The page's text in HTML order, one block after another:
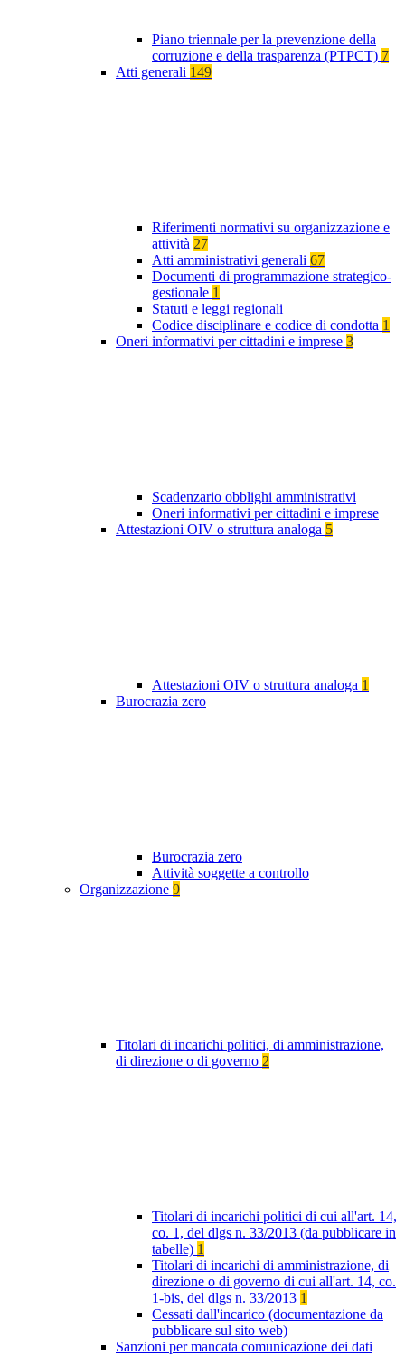
Piano triennale per la prevenzione della
corruzione e della trasparenza (PTPCT) 7
Atti generali 149
Riferimenti normativi su organizzazione e
attività 27
Atti amministrativi generali 67
Documenti di programmazione strategico-
gestionale 1
Statuti e leggi regionali
Codice disciplinare e codice di condotta 1
Oneri informativi per cittadini e imprese 3
Scadenzario obblighi amministrativi
Oneri informativi per cittadini e imprese
Attestazioni OIV o struttura analoga 5
Attestazioni OIV o struttura analoga 1
Burocrazia zero
Burocrazia zero
Attività soggette a controllo
Organizzazione 9
Titolari di incarichi politici, di amministrazione,
di direzione o di governo 2
Titolari di incarichi politici di cui all'art. 14,
co. 1, del dlgs n. 33/2013 (da pubblicare in
tabelle) 1
Titolari di incarichi di amministrazione, di
direzione o di governo di cui all'art. 14, co.
1-bis, del dlgs n. 33/2013 1
Cessati dall'incarico (documentazione da
pubblicare sul sito web)
Sanzioni per mancata comunicazione dei dati